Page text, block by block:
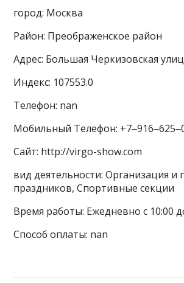
город: Москва
Район: Преображенское район
Адрес: Большая Черкизовская
Индекс: 107553.0
Телефон: nan
Мобильный Телефон:
Сайт: http://virgo-show.com
вид деятельности: Организация и
праздников, Спортивные секции
Время работы: Ежедневно с 10:00
Способ оплаты: nan